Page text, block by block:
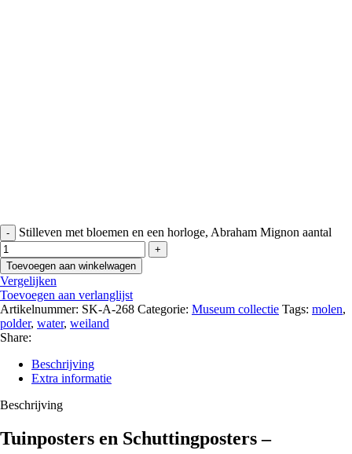
Stilleven met bloemen en een horloge, Abraham Mignon aantal
Toevoegen aan winkelwagen
Vergelijken
Toevoegen aan verlanglijst
Artikelnummer: SK-A-268 Categorie: Museum collectie Tags: molen,
polder, water, weiland
Share:
Beschrijving
Extra informatie
Beschrijving
Tuinposters en Schuttingposters –